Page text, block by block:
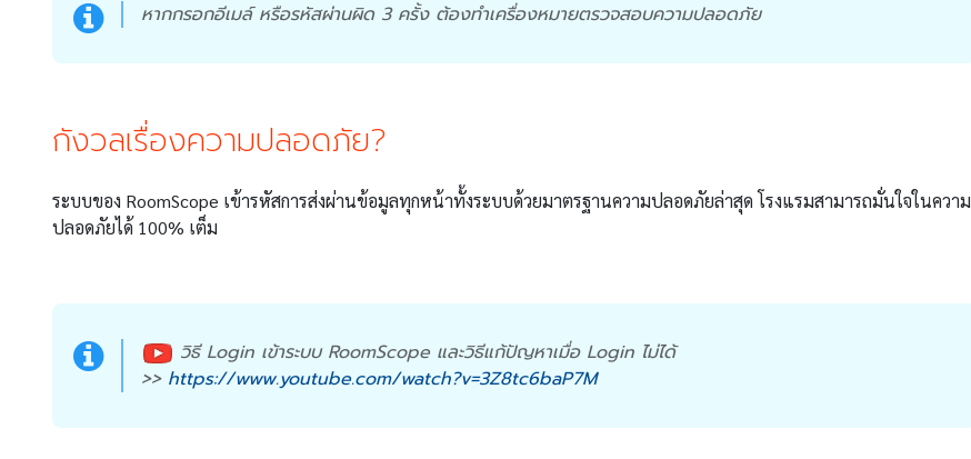
หากกรอกอีเมล์ หรือรหัสผ่านผิด 3 ครั้ง ต้องทำเครื่องหมายตรวจสอบความปลอดภัย
กังวลเรื่องความปลอดภัย?
ระบบของ RoomScope เข้ารหัสการส่งผ่านข้อมูลทุกหน้าทั้งระบบด้วยมาตรฐานความปลอดภัยล่าสุด โรงแรมสามารถมั่นใจในความ
ปลอดภัยได้ 100% เต็ม
วิธี Login เข้าระบบ RoomScope และวิธีแก้ปัญหาเมื่อ Login ไม่ได้
>> https://www.youtube.com/watch?v=3Z8tc6baP7M